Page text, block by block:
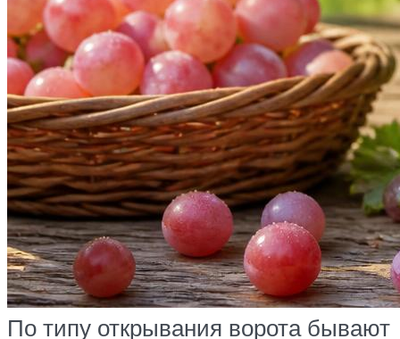
По типу открывания ворота бывают